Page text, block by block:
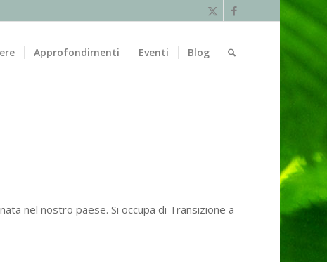
Approfondimenti Eventi Blog
nel nostro paese. Si occupa di Transizione a